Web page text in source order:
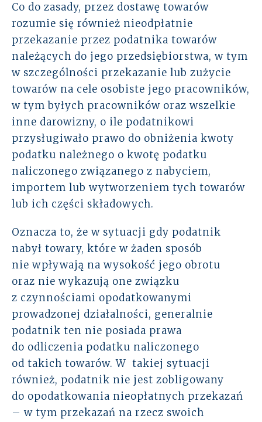
Co do zasady, przez dostawę towarów
rozumie się również nieodpłatnie
przekazanie przez podatnika towarów
należących do jego przedsiębiorstwa, w tym
w szczególności przekazanie lub zużycie
towarów na cele osobiste jego pracowników,
w tym byłych pracowników oraz wszelkie
inne darowizny, o ile podatnikowi
przysługiwało prawo do obniżenia kwoty
podatku należnego o kwotę podatku
naliczonego związanego z nabyciem,
importem lub wytworzeniem tych towarów
lub ich części składowych.
Oznacza to, że w sytuacji gdy podatnik
nabył towary, które w żaden sposób
nie wpływają na wysokość jego obrotu
oraz nie wykazują one związku
z czynnościami opodatkowanymi
prowadzonej działalności, generalnie
podatnik ten nie posiada prawa
do odliczenia podatku naliczonego
od takich towarów. W takiej sytuacji
również, podatnik nie jest zobligowany
do opodatkowania nieopłatnych przekazań
– w tym przekazań na rzecz swoich